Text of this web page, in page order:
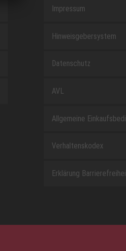
Impressum
Hinweisgebersystem
Datenschutz
AVL
Allgemeine
Verhaltenskodex
Erklärung